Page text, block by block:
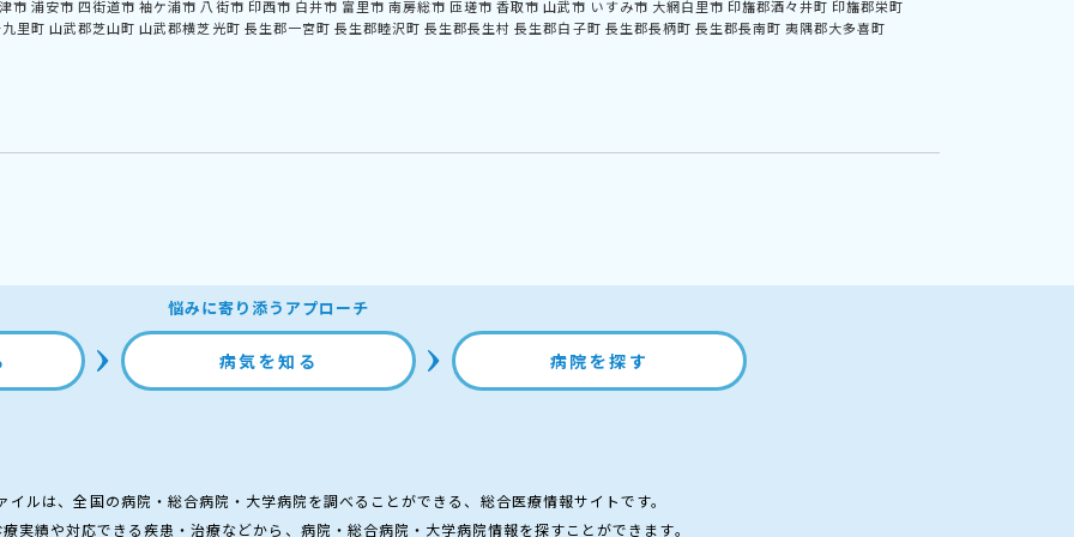
市 浦安市 四街道市 袖ケ浦市 八街市 印西市 白井市 富里市 南房総市 匝瑳市 香取市 山武市 いすみ市 大網白里市 印旛郡酒々井町 印旛郡栄町
里町 山武郡芝山町 山武郡横芝光町 長生郡一宮町 長生郡睦沢町 長生郡長生村 長生郡白子町 長生郡長柄町 長生郡長南町 夷隅郡大多喜町
悩みに寄り添うアプローチ
病気を知る 病院を探す
イルは、全国の病院・総合病院・大学病院を調べることができる、総合医療情報サイトです。
実績や対応できる疾患・治療などから、病院・総合病院・大学病院情報を探すことができます。